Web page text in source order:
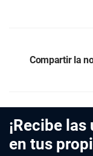
Compartir la
¡Recibe
en tus